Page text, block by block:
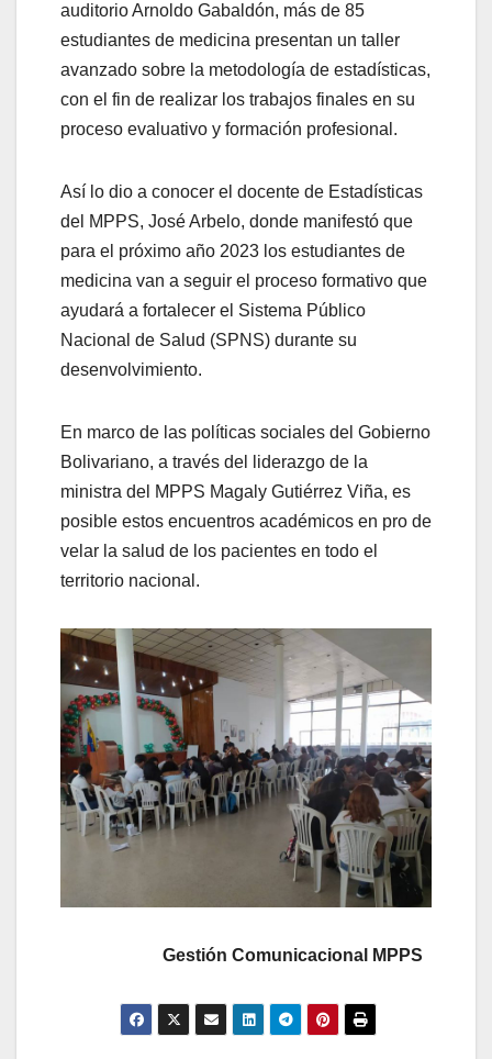
auditorio Arnoldo Gabaldón, más de 85
estudiantes de medicina presentan un taller
avanzado sobre la metodología de estadísticas,
con el fin de realizar los trabajos finales en su
proceso evaluativo y formación profesional.
Así lo dio a conocer el docente de Estadísticas
del MPPS, José Arbelo, donde manifestó que
para el próximo año 2023 los estudiantes de
medicina van a seguir el proceso formativo que
ayudará a fortalecer el Sistema Público
Nacional de Salud (SPNS) durante su
desenvolvimiento.
En marco de las políticas sociales del Gobierno
Bolivariano, a través del liderazgo de la
ministra del MPPS Magaly Gutiérrez Viña, es
posible estos encuentros académicos en pro de
velar la salud de los pacientes en todo el
territorio nacional.
Gestión Comunicacional MPPS